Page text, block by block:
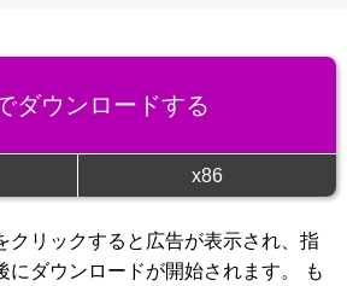
ダウンロードする
x86
クリックすると広告が表示され、指
にダウンロードが開始されます。 も